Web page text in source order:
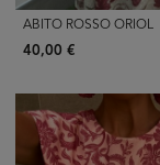
ABITO ROSSO ORIOL
40,00 €